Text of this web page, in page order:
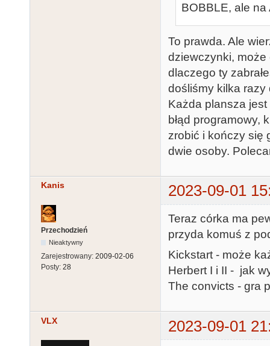
BOBBLE, ale na
To prawda. Ale
dziewczynki, może
dlaczego ty
dośliśmy kilka razy
Każda plansza
błąd programowy,
zrobić i kończy się
dwie osoby.
Kanis 2023-09-01
Przechodzień
Nieaktywny
Zarejestrowany: 2009-02-06
Posty: 28
Teraz córka ma
przyda komuś z
Kickstart - może
Herbert I i II - jak
The convicts - gra
VLX 2023-09-01